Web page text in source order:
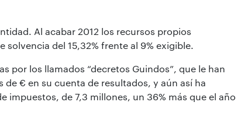
Al acabar 2012 los recursos propios
del 15,32% frente al 9% exigible.
por los llamados “decretos Guindos”, que le han
€ en su cuenta de resultados, y aún así ha
impuestos, de 7,3 millones, un 36% más que el año